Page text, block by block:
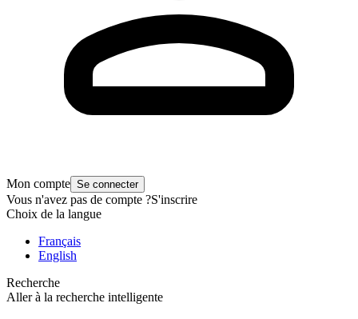
Mon compte Se connecter
Vous n'avez pas de compte ?S'inscrire
Choix de la langue
Français
English
Recherche
Aller à la recherche intelligente